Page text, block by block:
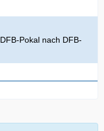
DFB-Pokal nach DFB-